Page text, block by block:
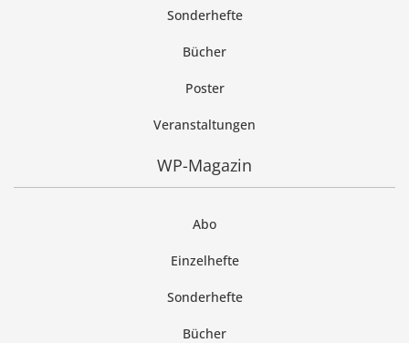
Sonderhefte
Bücher
Poster
Veranstaltungen
WP-Magazin
Abo
Einzelhefte
Sonderhefte
Bücher